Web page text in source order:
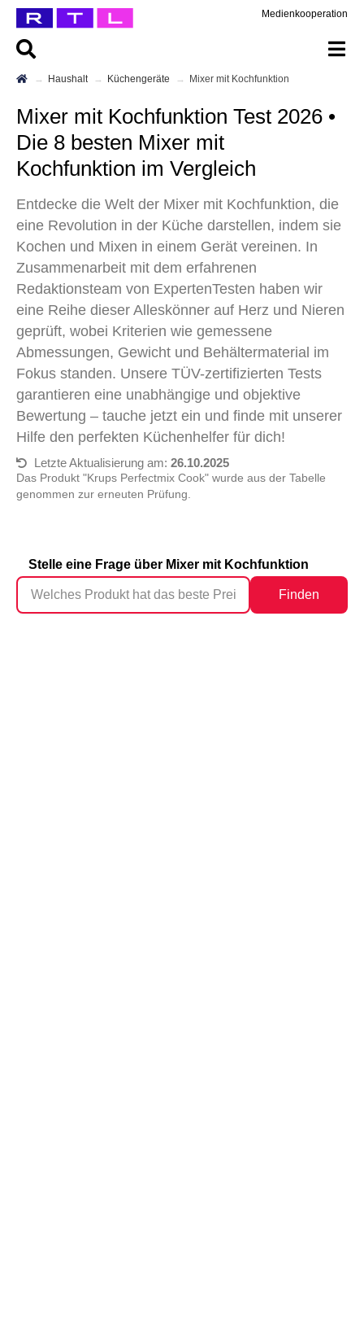
Medienkooperation
Haushalt Küchengeräte Mixer mit Kochfunktion
Mixer mit Kochfunktion Test 2026 •
Die 8 besten Mixer mit
Kochfunktion im Vergleich
Entdecke die Welt der Mixer mit Kochfunktion, die
eine Revolution in der Küche darstellen, indem sie
Kochen und Mixen in einem Gerät vereinen. In
Zusammenarbeit mit dem erfahrenen
Redaktionsteam von ExpertenTesten haben wir
eine Reihe dieser Alleskönner auf Herz und Nieren
geprüft, wobei Kriterien wie gemessene
Abmessungen, Gewicht und Behältermaterial im
Fokus standen. Unsere TÜV-zertifizierten Tests
garantieren eine unabhängige und objektive
Bewertung – tauche jetzt ein und finde mit unserer
Hilfe den perfekten Küchenhelfer für dich!
Letzte Aktualisierung am: 26.10.2025
Das Produkt "Krups Perfectmix Cook" wurde aus der Tabelle
genommen zur erneuten Prüfung.
Stelle eine Frage über Mixer mit Kochfunktion
Finden